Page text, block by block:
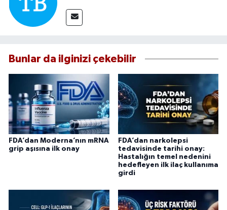
Bunlar da ilginizi çekebilir
FDA’dan Moderna’nın mRNA
grip aşısına ilk onay
FDA’dan narkolepsi
tedavisinde tarihi onay:
Hastalığın temel nedenini
hedefleyen ilk ilaç kullanıma
girdi